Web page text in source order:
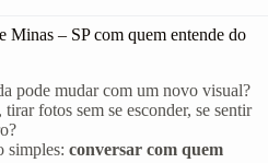
Minas – SP com quem entende do
pode mudar com um novo visual?
fotos sem se esconder, se sentir
simples: conversar com quem